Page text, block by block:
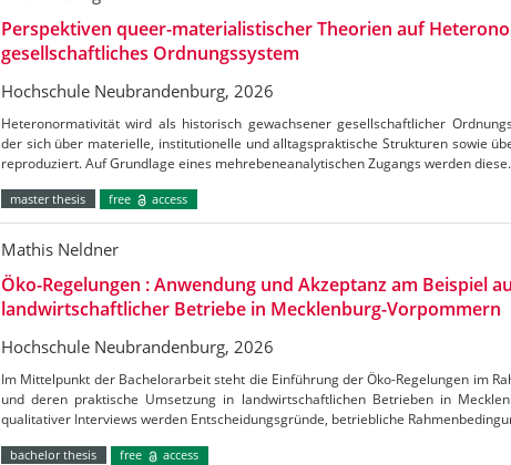
Perspektiven queer-materialistischer Theorien auf
gesellschaftliches Ordnungssystem
Hochschule Neubrandenburg, 2026
Heteronormativität wird als historisch gewachsener gesellschaftlicher
der sich über materielle, institutionelle und alltagspraktische Strukturen sowie
reproduziert. Auf Grundlage eines mehrebeneanalytischen Zugangs werden
master thesis free access
Mathis Neldner
Öko-Regelungen : Anwendung und Akzeptanz am Beispiel
landwirtschaftlicher Betriebe in Mecklenburg-Vorpommern
Hochschule Neubrandenburg, 2026
Im Mittelpunkt der Bachelorarbeit steht die Einführung der Öko-Regelungen im
und deren praktische Umsetzung in landwirtschaftlichen Betrieben in
qualitativer Interviews werden Entscheidungsgründe, betriebliche
bachelor thesis free access